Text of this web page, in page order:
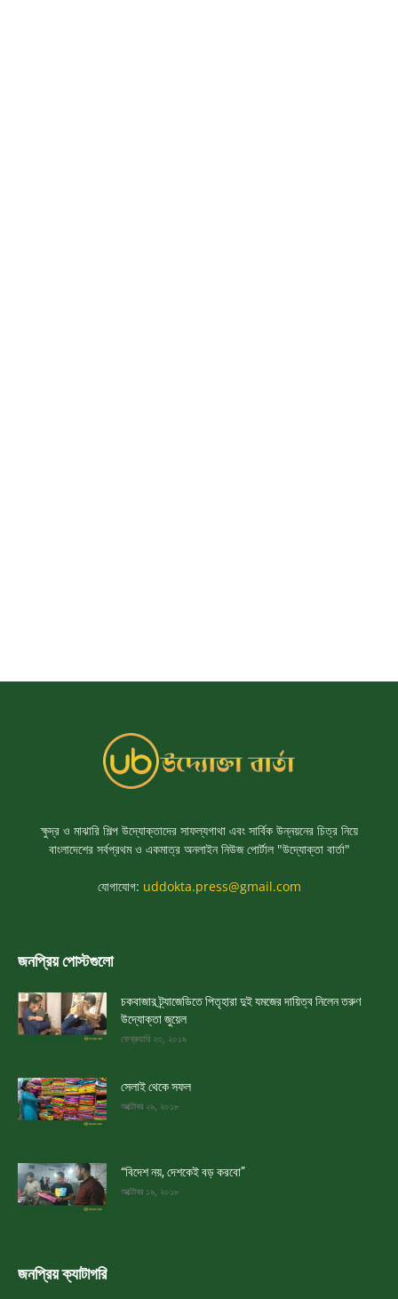
ক্ষুদ্র ও মাঝারি শিল্প উদ্যোক্তাদের সাফল্যগাথা এবং সার্বিক উন্নয়নের চিত্র নিয়ে
বাংলাদেশের সর্বপ্রথম ও একমাত্র অনলাইন নিউজ পোর্টাল "উদ্যোক্তা বার্তা"
যোগাযোগ: uddokta.press@gmail.com
জনপ্রিয় পোস্টগুলো
চকবাজার ট্র্যাজেডিতে পিতৃহারা দুই যমজের দায়িত্ব নিলেন তরুণ
উদ্যোক্তা জুয়েল
ফেব্রুয়ারি ২৩, ২০১৯
সেলাই থেকে সফল
অক্টোবর ২৯, ২০১৮
“বিদেশ নয়, দেশকেই বড় করবো”
অক্টোবর ১৯, ২০১৮
জনপ্রিয় ক্যাটাগরি